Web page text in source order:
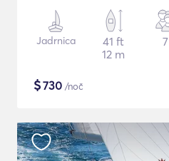
Jadrnica
41 ft
12 m
7
$730 /noč